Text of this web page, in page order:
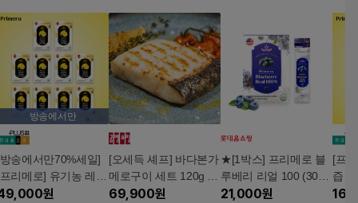
방송에서만
송에서만70%세일]
리메로] 유기농 레몬
10박스(총 140포)
원
[오세득 셰프] 바다본가
메로구이 세트 120g x
10팩 + 소스 230g x 2
69,900원
★[1박스] 프리메로 블
루베리 리얼 100 (30ml
x 10포 x 1박스)
21,000원
[프
즙